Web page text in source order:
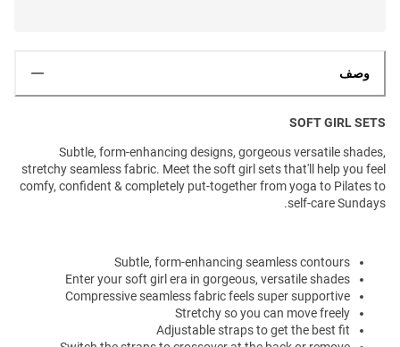
وصف
SOFT GIRL SETS
Subtle, form-enhancing designs, gorgeous versatile shades,
stretchy seamless fabric. Meet the soft girl sets that'll help you feel
comfy, confident & completely put-together from yoga to Pilates to
self-care Sundays.
Subtle, form-enhancing seamless contours
Enter your soft girl era in gorgeous, versatile shades
Compressive seamless fabric feels super supportive
Stretchy so you can move freely
Adjustable straps to get the best fit